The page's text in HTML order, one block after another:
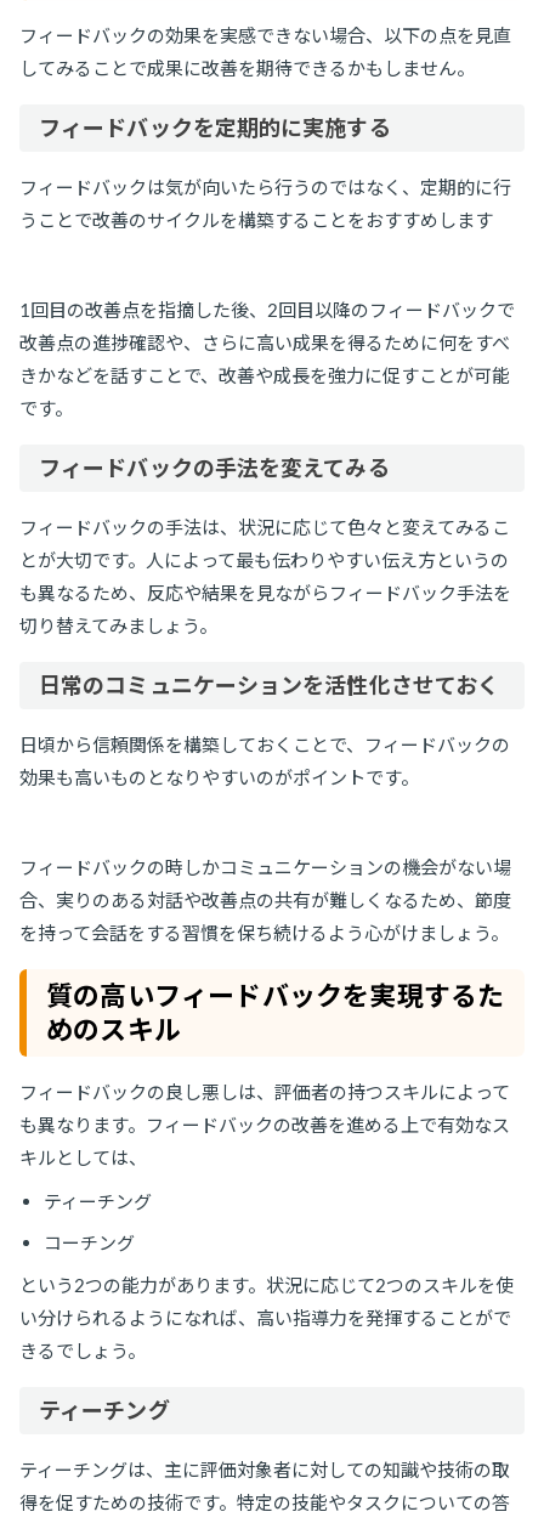
フィードバックの効果を実感できない場合、以下の点を見直
してみることで成果に改善を期待できるかもしません。
フィードバックを定期的に実施する
フィードバックは気が向いたら行うのではなく、定期的に行
うことで改善のサイクルを構築することをおすすめします
1回目の改善点を指摘した後、2回目以降のフィードバックで
改善点の進捗確認や、さらに高い成果を得るために何をすべ
きかなどを話すことで、改善や成長を強力に促すことが可能
です。
フィードバックの手法を変えてみる
フィードバックの手法は、状況に応じて色々と変えてみるこ
とが大切です。人によって最も伝わりやすい伝え方というの
も異なるため、反応や結果を見ながらフィードバック手法を
切り替えてみましょう。
日常のコミュニケーションを活性化させておく
日頃から信頼関係を構築しておくことで、フィードバックの
効果も高いものとなりやすいのがポイントです。
フィードバックの時しかコミュニケーションの機会がない場
合、実りのある対話や改善点の共有が難しくなるため、節度
を持って会話をする習慣を保ち続けるよう心がけましょう。
質の高いフィードバックを実現するた
めのスキル
フィードバックの良し悪しは、評価者の持つスキルによって
も異なります。フィードバックの改善を進める上で有効なス
キルとしては、
ティーチング
コーチング
という2つの能力があります。状況に応じて2つのスキルを使
い分けられるようになれば、高い指導力を発揮することがで
きるでしょう。
ティーチング
ティーチングは、主に評価対象者に対しての知識や技術の取
得を促すための技術です。特定の技能やタスクについての答